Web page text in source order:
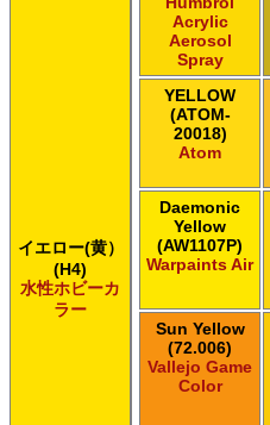
イエロー(黄）
(H4)
水性ホビーカ
ラー
Acrylic
Aerosol
Spray
YELLOW
(ATOM-
20018)
Atom
Daemonic
Yellow
(AW1107P)
Warpaints Air
Sun Yellow
(72.006)
Vallejo Game
Color